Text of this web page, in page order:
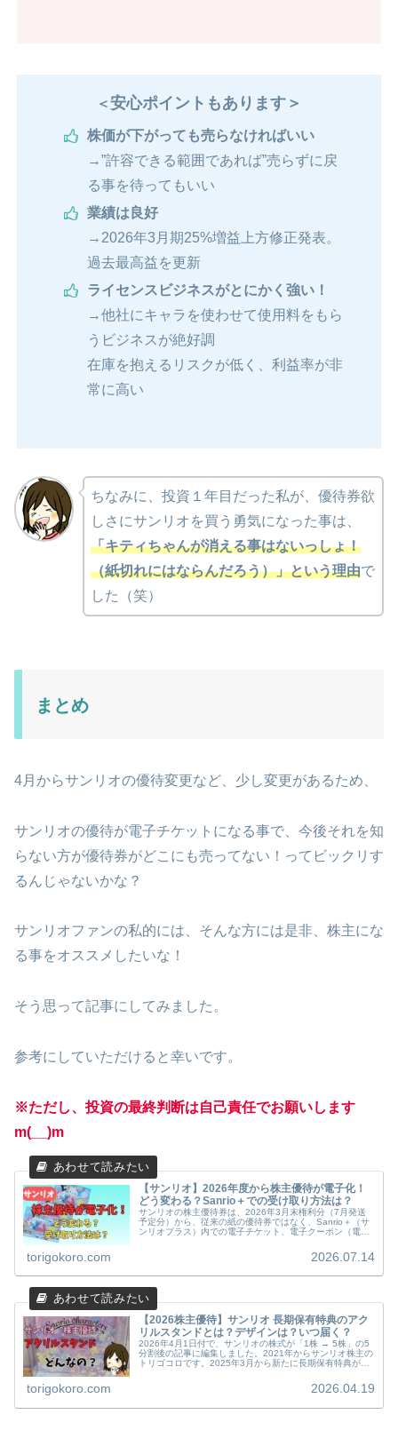
＜安心ポイントもあります＞
株価が下がっても売らなければいい
→”許容できる範囲であれば”売らずに戻
る事を待ってもいい
業績は良好
→2026年3月期25%増益上方修正発表。
過去最高益を更新
ライセンスビジネスがとにかく強い！
→他社にキャラを使わせて使用料をもら
うビジネスが絶好調
在庫を抱えるリスクが低く、利益率が非
常に高い
ちなみに、投資１年目だった私が、優待券欲
しさにサンリオを買う勇気になった事は、
「キティちゃんが消える事はないっしょ！
（紙切れにはならんだろう）」という理由で
した（笑）
まとめ
4月からサンリオの優待変更など、少し変更があるため、
サンリオの優待が電子チケットになる事で、今後それを知
らない方が優待券がどこにも売ってない！ってビックリす
るんじゃないかな？
サンリオファンの私的には、そんな方には是非、株主にな
る事をオススメしたいな！
そう思って記事にしてみました。
参考にしていただけると幸いです。
※ただし、投資の最終判断は自己責任でお願いします
m(__)m
【サンリオ】2026年度から株主優待が電子化！
どう変わる？Sanrio＋での受け取り方法は？
サンリオの株主優待券は、2026年3月末権利分（7月発送
予定分）から、従来の紙の優待券ではなく、Sanrio＋（サ
ンリオプラス）内での電子チケット、電子クーポン（電子
torigokoro.com 2026.07.14
【2026株主優待】サンリオ 長期保有特典のアク
リルスタンドとは？デザインは？いつ届く？
2026年4月1日付で、サンリオの株式が「1株 → 5株」の5
分割後の記事に編集しました。2021年からサンリオ株主の
トリゴコロです。2025年3月から新たに長期保有特典が新
torigokoro.com 2026.04.19